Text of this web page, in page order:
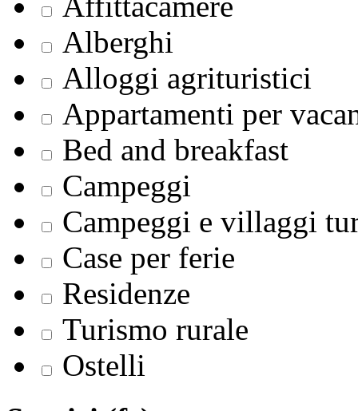
Alberghi
Alloggi agrituristici
Appartamenti per
Bed and breakfast
Campeggi
Campeggi e villaggi
Case per ferie
Residenze
Turismo rurale
Ostelli